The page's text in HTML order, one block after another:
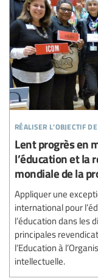
réaliser l’objectif
Lent progrès en
l’éducation et la
mondiale de la
Appliquer une
international pour
l’éducation dans les
principales
l’Education à
intellectuelle.